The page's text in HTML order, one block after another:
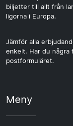
biljetter till allt från
ligorna i Europa.
Jämför alla
enkelt. Har du några
postformuläret.
Meny